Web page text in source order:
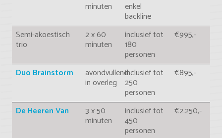
minuten enkel
backline
Semi-akoestisch
trio
2 x 60
minuten
inclusief tot
180
personen
€995,-
Duo Brainstorm avondvullend
in overleg
inclusief tot
250
personen
€895,-
De Heeren Van 3 x 50
minuten
inclusief tot
450
personen
€2.250,-